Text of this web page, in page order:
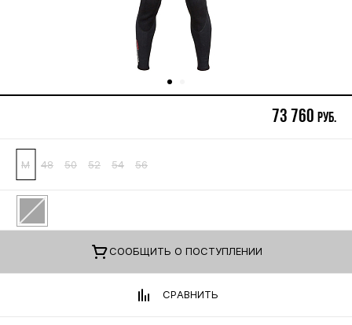
73 760 руб.
M 48 50 52 54 56
CООБЩИТЬ О ПОСТУПЛЕНИИ
СРАВНИТЬ